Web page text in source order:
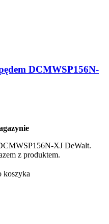
DCMWSP156N-
XJ DeWalt.
z produktem.
koszyka